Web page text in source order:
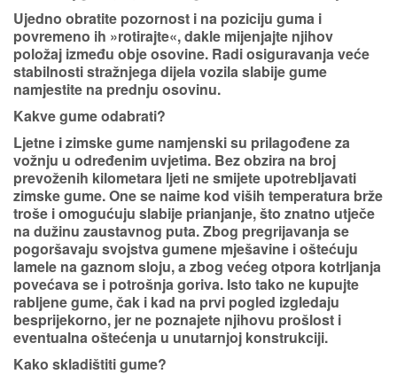
Ujedno obratite pozornost i na poziciju guma i
povremeno ih »rotirajte«, dakle mijenjajte njihov
položaj između obje osovine. Radi osiguravanja veće
stabilnosti stražnjega dijela vozila slabije gume
namjestite na prednju osovinu.
Kakve gume odabrati?
Ljetne i zimske gume namjenski su prilagođene za
vožnju u određenim uvjetima. Bez obzira na broj
prevoženih kilometara ljeti ne smijete upotrebljavati
zimske gume.One se naime kod viših temperatura brže
troše i omogućuju slabije prianjanje, što znatno utječe
na dužinu zaustavnog puta. Zbog pregrijavanja se
pogoršavaju svojstva gumene mješavine i oštećuju
lamele na gaznom sloju, a zbog većeg otpora kotrljanja
povećava se i potrošnja goriva. Isto tako ne kupujte
rabljene gume, čak i kad na prvi pogled izgledaju
besprijekorno, jer ne poznajete njihovu prošlost i
eventualna oštećenja u unutarnjoj konstrukciji.
Kako skladištiti gume?